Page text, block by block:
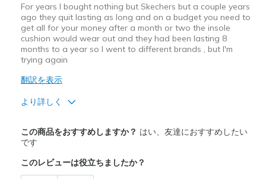
For years I bought nothing but Skechers but a couple years
ago they quit lasting as long and on a budget you need to
get all for your money after a month or two the insole
cushion would wear out and they had been lasting 8
months to a year so I went to different brands , but I'm
trying again
翻訳を表示
より詳しく
Attractive Design
Comfortable
この商品をおすすめしますか？ はい、友達におすすめしたい
です
このレビューは役立ちましたか？